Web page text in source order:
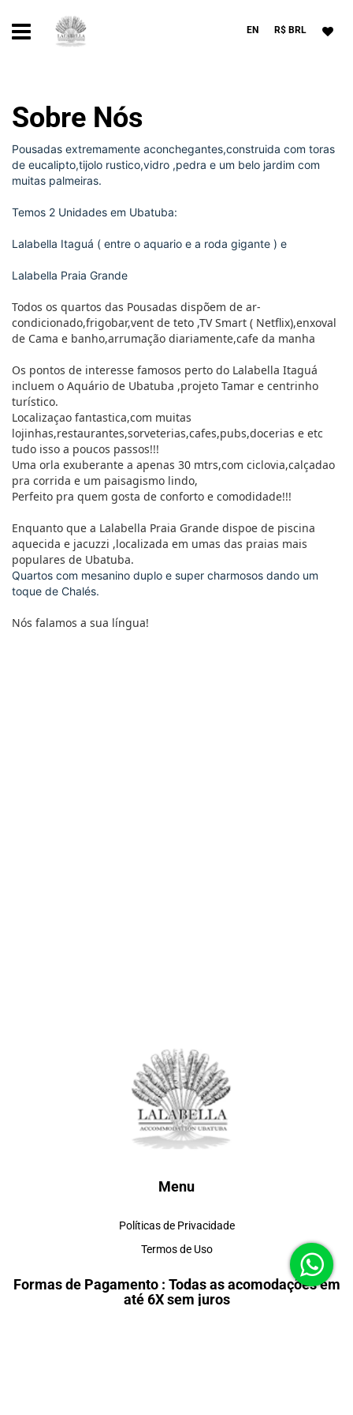
EN R$ BRL
Sobre Nós
Pousadas extremamente aconchegantes,construida com toras
de eucalipto,tijolo rustico,vidro ,pedra e um belo jardim com
muitas palmeiras.
Temos 2 Unidades em Ubatuba:
Lalabella Itaguá ( entre o aquario e a roda gigante ) e
Lalabella Praia Grande
Todos os quartos das Pousadas dispõem de ar-
condicionado,frigobar,vent de teto ,TV Smart ( Netflix),enxoval
de Cama e banho,arrumação diariamente,cafe da manha
Os pontos de interesse famosos perto do Lalabella Itaguá
incluem o Aquário de Ubatuba ,projeto Tamar e centrinho
turístico.
Localizaçao fantastica,com muitas
lojinhas,restaurantes,sorveterias,cafes,pubs,docerias e etc
tudo isso a poucos passos!!!
Uma orla exuberante a apenas 30 mtrs,com ciclovia,calçadao
pra corrida e um paisagismo lindo,
Perfeito pra quem gosta de conforto e comodidade!!!
Enquanto que a Lalabella Praia Grande dispoe de piscina
aquecida e jacuzzi ,localizada em umas das praias mais
populares de Ubatuba.
Quartos com mesanino duplo e super charmosos dando um
toque de Chalés.
Nós falamos a sua língua!
Menu
Políticas de Privacidade
Termos de Uso
Formas de Pagamento : Todas as acomodações em
até 6X sem juros